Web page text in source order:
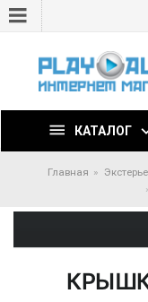
КАТАЛОГ
Главная